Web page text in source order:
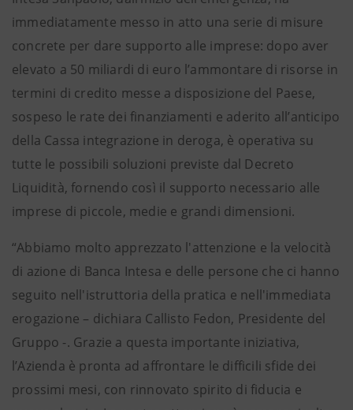
immediatamente messo in atto una serie di misure
concrete per dare supporto alle imprese: dopo aver
elevato a 50 miliardi di euro l’ammontare di risorse in
termini di credito messe a disposizione del Paese,
sospeso le rate dei finanziamenti e aderito all’anticipo
della Cassa integrazione in deroga, è operativa su
tutte le possibili soluzioni previste dal Decreto
Liquidità, fornendo così il supporto necessario alle
imprese di piccole, medie e grandi dimensioni.
“Abbiamo molto apprezzato l'attenzione e la velocità
di azione di Banca Intesa e delle persone che ci hanno
seguito nell'istruttoria della pratica e nell'immediata
erogazione – dichiara Callisto Fedon, Presidente del
Gruppo -. Grazie a questa importante iniziativa,
l’Azienda è pronta ad affrontare le difficili sfide dei
prossimi mesi, con rinnovato spirito di fiducia e